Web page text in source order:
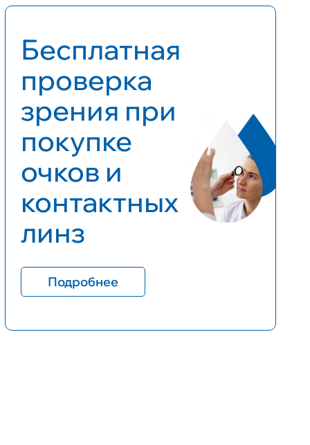
Бесплатная
проверка
зрения при
покупке
очков и
контактных
линз
Подробнее